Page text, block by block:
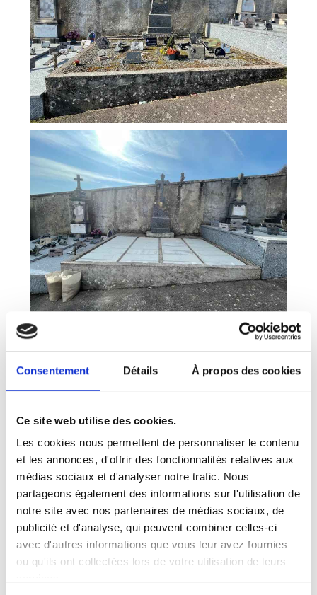
Consentement Détails À propos des cookies
Ce site web utilise des cookies.
Les cookies nous permettent de personnaliser le contenu
et les annonces, d'offrir des fonctionnalités relatives aux
médias sociaux et d'analyser notre trafic. Nous
partageons également des informations sur l'utilisation de
notre site avec nos partenaires de médias sociaux, de
publicité et d'analyse, qui peuvent combiner celles-ci
avec d'autres informations que vous leur avez fournies
ou qu'ils ont collectées lors de votre utilisation de leurs